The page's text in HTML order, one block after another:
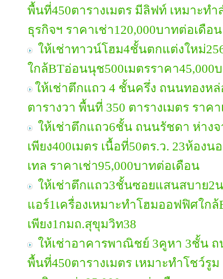
พื้นที่450ตารางเมตร มีลิฟท์ เหมาะท
ธุรกิจฯ ราคาเช่า120,000บาทต่อเดือน
ให้เช่าทาวน์โฮม4ชั้นตกแต่งใหม่
ใกล้BTอ่อนนุช500เมตรราคา45,000
ให้เช่าตึกแถว 4 ชั้นครึ่ง ถนนทองหล่
ตารางวา พื้นที่ 350 ตารางเมตร ราค
ให้เช่าตึกแถว6ชั้น ถนนรัชดา ห่าง
เพียง400เมตร เนื้อที่50ตร.ว. 23ห้อง
เทล ราคาเช่า95,000บาทต่อเดือน
ให้เช่าตึกแถว3ชั้นซอยแสนสบาย2
แอร์1เครื่องเหมาะทำโฮมออฟฟิศใกล้
เพียง1กมถ.สุขุมวิท38
ให้เช่าอาคารพาณิชย์ 3คูหา 3ชั้น
พื้นที่450ตารางเมตร เหมาะทำโชว์รู